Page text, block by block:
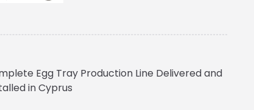
Egg Tray Production Line Delivered and
in Cyprus